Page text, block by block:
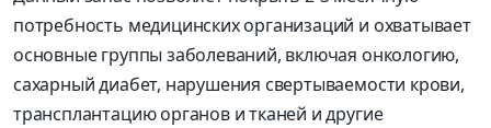
потребность медицинских организаций и охватывает
основные группы заболеваний, включая онкологию,
сахарный диабет, нарушения свертываемости крови,
трансплантацию органов и тканей и другие